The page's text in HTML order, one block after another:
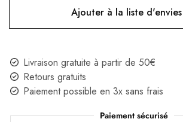
Ajouter à la liste d'envies
Livraison gratuite à partir de 50€
Retours gratuits
Paiement possible en 3x sans frais
Paiement sécurisé